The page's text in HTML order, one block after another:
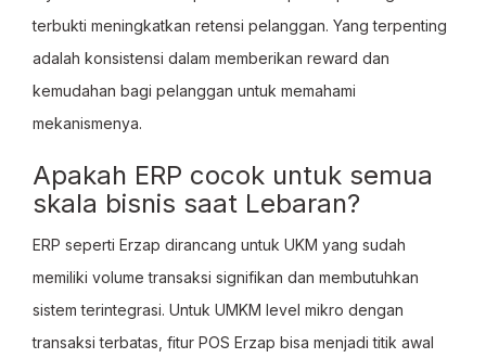
terbukti meningkatkan retensi pelanggan. Yang terpenting
adalah konsistensi dalam memberikan reward dan
kemudahan bagi pelanggan untuk memahami
mekanismenya.
Apakah ERP cocok untuk semua
skala bisnis saat Lebaran?
ERP seperti Erzap dirancang untuk UKM yang sudah
memiliki volume transaksi signifikan dan membutuhkan
sistem terintegrasi. Untuk UMKM level mikro dengan
transaksi terbatas, fitur POS Erzap bisa menjadi titik awal